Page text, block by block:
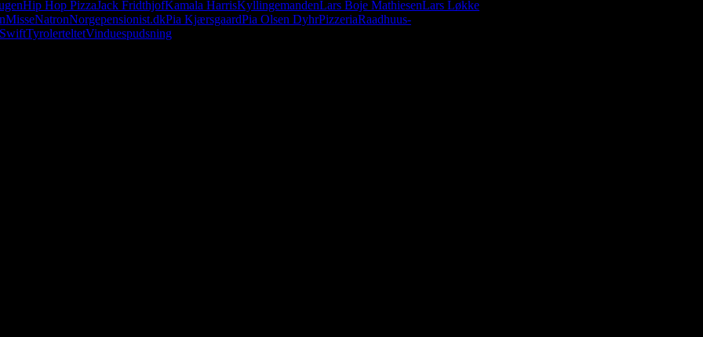
Hip Hop PizzaJack FridthjofKamala HarrisKyllingemandenLars Boje MathiesenLars Løkke
MisseNatronNorgepensionist.dkPia KjærsgaardPia Olsen DyhrPizzeriaRaadhuus-
TyrolerteltetVinduespudsning